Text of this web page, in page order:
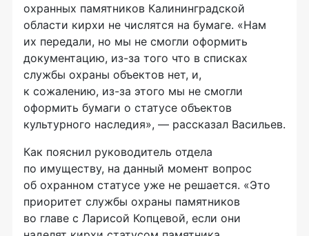
охранных памятников Калининградской
области кирхи не числятся на бумаге. «Нам
их передали, но мы не смогли оформить
документацию, из-за того что в списках
службы охраны объектов нет, и,
к сожалению, из-за этого мы не смогли
оформить бумаги о статусе объектов
культурного наследия», — рассказал Васильев.
Как пояснил руководитель отдела
по имуществу, на данный момент вопрос
об охранном статусе уже не решается. «Это
приоритет службы охраны памятников
во главе с Ларисой Копцевой, если они